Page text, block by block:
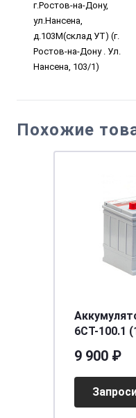
г.Ростов-на-Дону,
ул.Нансена,
д.103М(склад УТ) (г.
Ростов-на-Дону . Ул.
Нансена, 103/1)
Похожие
6СТ-100.1
9 900 ₽